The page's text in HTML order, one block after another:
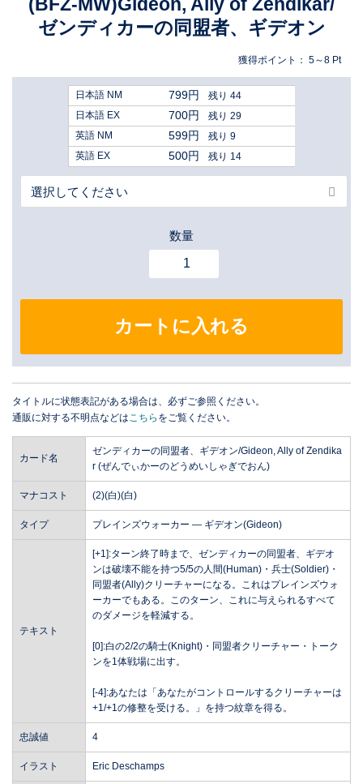
(BFZ-MW)Gideon, Ally of Zendikar/
ゼンディカーの同盟者、ギデオン
獲得ポイント： 5～8 Pt
日本語 NM 799円
残り 44
日本語 EX
700円
残り 29
英語 NM
599円
残り 9
英語 EX
500円 残り 14
数量
カートに入れる
タイトルに状態表記がある場合は、必ずご参照ください。
通販に対する不明点などは こちら をご覧ください。
カード名
ゼンディカーの同盟者、ギデオン/Gideon, Ally of Zendika
r (ぜんでぃかーのどうめいしゃぎでおん)
マナコスト (2)(白)(白)
タイプ プレインズウォーカー ― ギデオン(Gideon)
テキスト
[+1]:ターン終了時まで、ゼンディカーの同盟者、ギデオ
ンは破壊不能を持つ5/5の人間(Human)・兵士(Soldier)・
同盟者(Ally)クリーチャーになる。これはプレインズウォ
ーカーでもある。このターン、これに与えられるすべて
のダメージを軽減する。
[0]:白の2/2の騎士(Knight)・同盟者クリーチャー・トーク
ンを1体戦場に出す。
[-4]:あなたは「あなたがコントロールするクリーチャーは
+1/+1の修整を受ける。」を持つ紋章を得る。
忠誠値 4
イラスト Eric Deschamps